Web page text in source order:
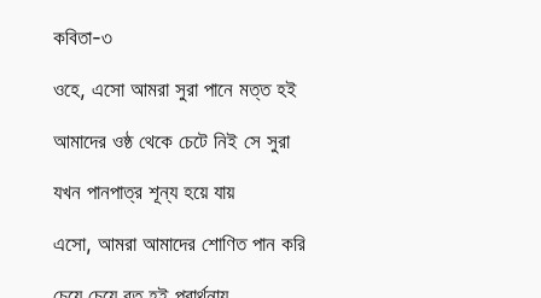
কবিতা-৩
ওহে, এসো আমরা সুরা পানে মত্ত হই
আমাদের ওষ্ঠ থেকে চেটে নিই সে সুরা
যখন পানপাত্র শূন্য হয়ে যায়
এসো, আমরা আমাদের শোণিত পান করি